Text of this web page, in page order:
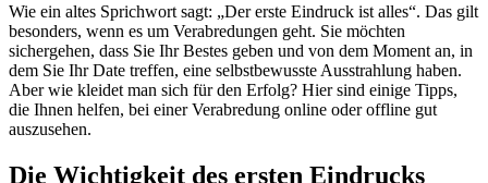
Wie ein altes Sprichwort sagt: „Der erste Eindruck ist alles“. Das gilt
besonders, wenn es um Verabredungen geht. Sie möchten
sichergehen, dass Sie Ihr Bestes geben und von dem Moment an, in
dem Sie Ihr Date treffen, eine selbstbewusste Ausstrahlung haben.
Aber wie kleidet man sich für den Erfolg? Hier sind einige Tipps,
die Ihnen helfen, bei einer Verabredung online oder offline gut
auszusehen.
Die Wichtigkeit des ersten Eindrucks